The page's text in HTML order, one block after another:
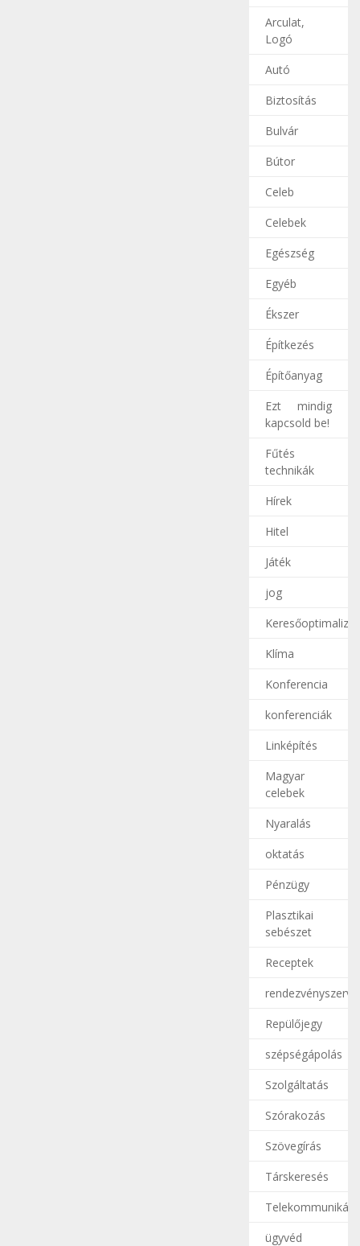
Arculat,
Logó
Autó
Biztosítás
Bulvár
Bútor
Celeb
Celebek
Egészség
Egyéb
Ékszer
Építkezés
Építőanyag
Ezt mindig
kapcsold be!
Fűtés
technikák
Hírek
Hitel
Játék
jog
Klíma
Konferencia
konferenciák
Linképítés
Magyar
celebek
Nyaralás
oktatás
Pénzügy
Plasztikai
sebészet
Receptek
Repülőjegy
szépségápolás
Szolgáltatás
Szórakozás
Szövegírás
Társkeresés
ügyvéd